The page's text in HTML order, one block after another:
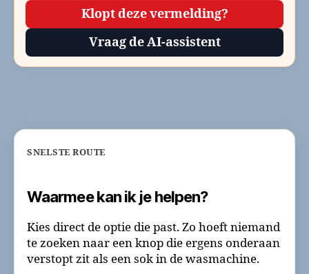
Klopt deze vermelding?
Vraag de AI-assistent
SNELSTE ROUTE
Waarmee kan ik je helpen?
Kies direct de optie die past. Zo hoeft niemand
te zoeken naar een knop die ergens onderaan
verstopt zit als een sok in de wasmachine.